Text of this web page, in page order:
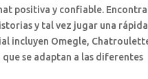
positiva y confiable.
y tal vez jugar una rápida
incluyen Omegle,
se adaptan a las diferentes